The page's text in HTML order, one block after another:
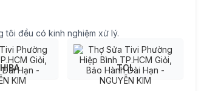
tôi đều có kinh nghiệm xử lý.
TCL